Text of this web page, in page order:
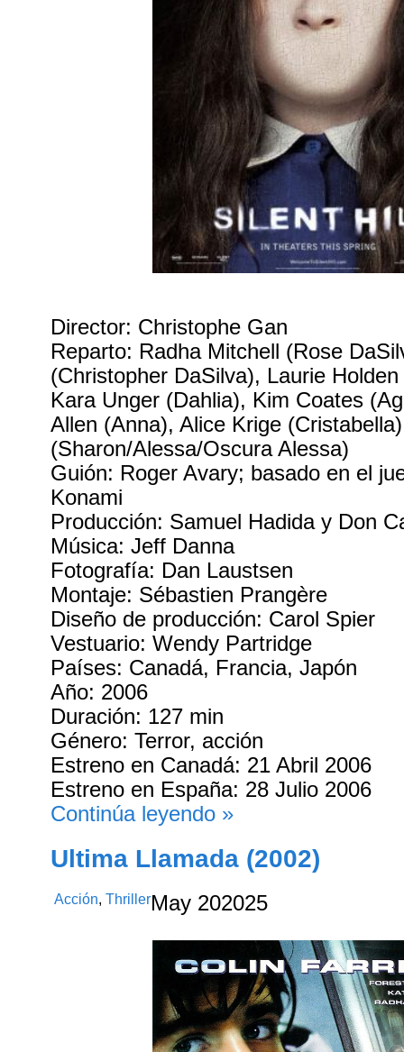
Director: Christophe Gan
Reparto: Radha Mitchell (Rose
(Christopher DaSilva), Laurie
Kara Unger (Dahlia), Kim Coates
Allen (Anna), Alice Krige
(Sharon/Alessa/Oscura Alessa)
Guión: Roger Avary; basado en el
Konami
Producción: Samuel Hadida y Don
Música: Jeff Danna
Fotografía: Dan Laustsen
Montaje: Sébastien Prangère
Diseño de producción: Carol Spier
Vestuario: Wendy Partridge
Países: Canadá, Francia, Japón
Año: 2006
Duración: 127 min
Género: Terror, acción
Estreno en Canadá: 21 Abril 2006
Estreno en España: 28 Julio 2006
Continúa leyendo »
Ultima Llamada (2002)
Acción,ThrillerMay 202025